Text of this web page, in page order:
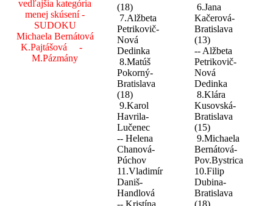
vedľajšia kategória
menej skúsení -
SUDOKU
Michaela Bernátová
K.Pajtášová -
M.Pázmány
(18)
7.Alžbeta
Petrikovič-
Nová
Dedinka
8.Matúš
Pokorný-
Bratislava
(18)
9.Karol
Havrila-
Lučenec
-- Helena
Chanová-
Púchov
11.Vladimír
Daniš-
Handlová
-- Kristína
6.Jana
Kačerová-
Bratislava
(13)
-- Alžbeta
Petrikovič-
Nová
Dedinka
8.Klára
Kusovská-
Bratislava
(15)
9.Michaela
Bernátová-
Pov.Bystrica
10.Filip
Dubina-
Bratislava
(18)